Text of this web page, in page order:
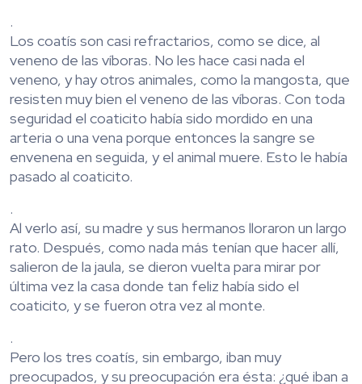
.
Los coatís son casi refractarios, como se dice, al
veneno de las víboras. No les hace casi nada el
veneno, y hay otros animales, como la mangosta, que
resisten muy bien el veneno de las víboras. Con toda
seguridad el coaticito había sido mordido en una
arteria o una vena porque entonces la sangre se
envenena en seguida, y el animal muere. Esto le había
pasado al coaticito.
.
Al verlo así, su madre y sus hermanos lloraron un largo
rato. Después, como nada más tenían que hacer allí,
salieron de la jaula, se dieron vuelta para mirar por
última vez la casa donde tan feliz había sido el
coaticito, y se fueron otra vez al monte.
.
Pero los tres coatís, sin embargo, iban muy
preocupados, y su preocupación era ésta: ¿qué iban a